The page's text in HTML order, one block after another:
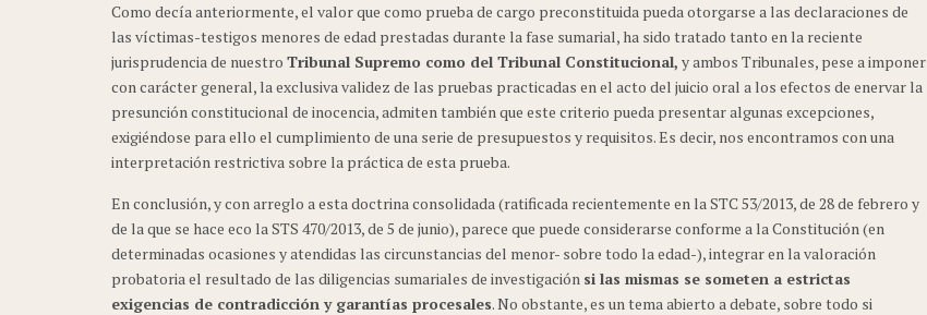
Como decía anteriormente, el valor que como prueba de cargo preconstituida pueda otorgarse a las declaraciones de
las víctimas-testigos menores de edad prestadas durante la fase sumarial, ha sido tratado tanto en la reciente
jurisprudencia de nuestro Tribunal Supremo como del Tribunal Constitucional, y ambos Tribunales, pese a imponer
con carácter general, la exclusiva validez de las pruebas practicadas en el acto del juicio oral a los efectos de enervar la
presunción constitucional de inocencia, admiten también que este criterio pueda presentar algunas excepciones,
exigiéndose para ello el cumplimiento de una serie de presupuestos y requisitos. Es decir, nos encontramos con una
interpretación restrictiva sobre la práctica de esta prueba.
En conclusión, y con arreglo a esta doctrina consolidada (ratificada recientemente en la STC 53/2013, de 28 de febrero y
de la que se hace eco la STS 470/2013, de 5 de junio), parece que puede considerarse conforme a la Constitución (en
determinadas ocasiones y atendidas las circunstancias del menor- sobre todo la edad-), integrar en la valoración
probatoria el resultado de las diligencias sumariales de investigación si las mismas se someten a estrictas
exigencias de contradicción y garantías procesales. No obstante, es un tema abierto a debate, sobre todo si